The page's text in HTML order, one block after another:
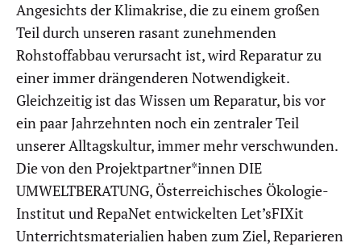
Angesichts der Klimakrise, die zu einem großen
Teil durch unseren rasant zunehmenden
Rohstoffabbau verursacht ist, wird Reparatur zu
einer immer drängenderen Notwendigkeit.
Gleichzeitig ist das Wissen um Reparatur, bis vor
ein paar Jahrzehnten noch ein zentraler Teil
unserer Alltagskultur, immer mehr verschwunden.
Die von den Projektpartner*innen DIE
UMWELTBERATUNG, Österreichisches Ökologie-
Institut und RepaNet entwickelten Let’sFIXit
Unterrichtsmaterialien haben zum Ziel, Reparieren